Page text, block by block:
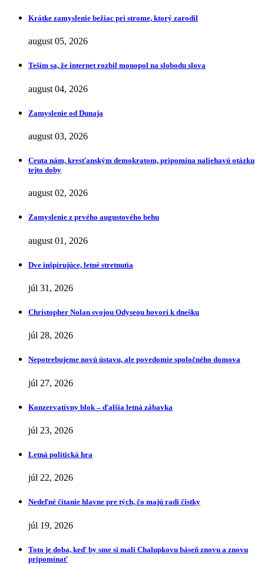
Krátke zamyslenie bežiac pri strome, ktorý zarodil
august 05, 2026
Teším sa, že internet rozbil monopol na slobodu slova
august 04, 2026
Zamyslenie od Dunaja
august 03, 2026
Ceuta nám, kresťanským demokratom, pripomína naliehavú otázku
tejto doby
august 02, 2026
Zamyslenie z prvého augustového behu
august 01, 2026
Dve inšpirujúce, letné stretnutia
júl 31, 2026
Christopher Nolan svojou Odyseou hovorí k dnešku
júl 28, 2026
Nepotrebujeme novú ústavu, ale povedomie spoločného domova
júl 27, 2026
Konzervatívny blok – ďalšia letná zábavka
júl 23, 2026
Letná politická hra
júl 22, 2026
Nedeľné čítanie hlavne pre tých, čo majú radi čistky
júl 19, 2026
Toto je doba, keď by sme si mali Chalupkovu báseň znovu a znovu
pripomínať